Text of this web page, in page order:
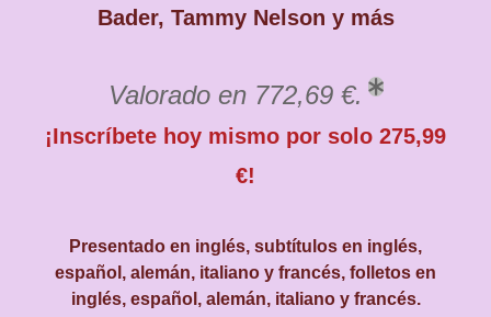
Bader, Tammy Nelson y más
Valorado en 772,69 €.
¡Inscríbete hoy mismo por solo 275,99
€!
Presentado en inglés, subtítulos en inglés,
español, alemán, italiano y francés, folletos en
inglés, español, alemán, italiano y francés.